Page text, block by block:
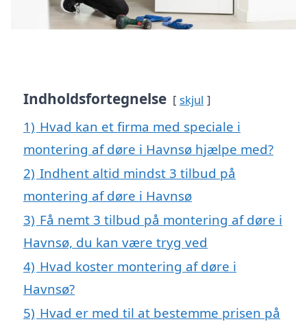
Indholdsfortegnelse skjul
1) Hvad kan et firma med speciale i
montering af døre i Havnsø hjælpe med?
2) Indhent altid mindst 3 tilbud på
montering af døre i Havnsø
3) Få nemt 3 tilbud på montering af døre i
Havnsø, du kan være tryg ved
4) Hvad koster montering af døre i
Havnsø?
5) Hvad er med til at bestemme prisen på